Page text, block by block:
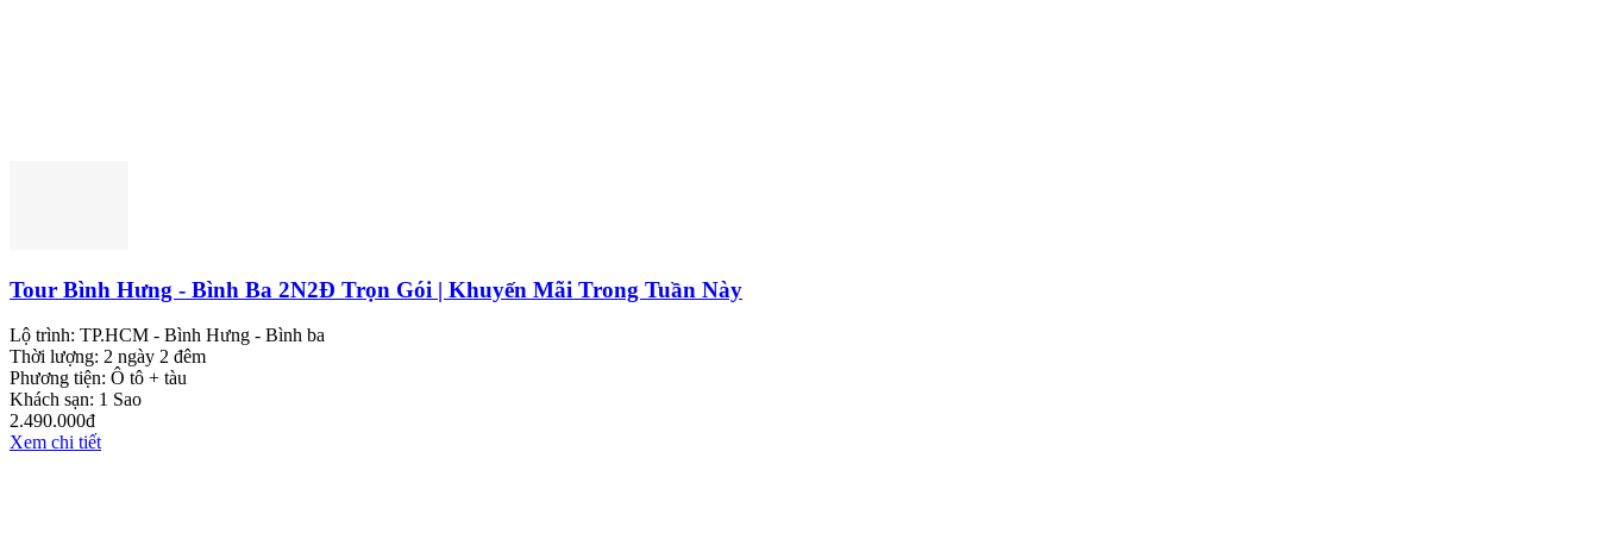
Tour Bình Hưng - Bình Ba 2N2Đ Trọn Gói | Khuyến Mãi Trong Tuần Này
Lộ trình: TP.HCM - Bình Hưng - Bình ba
Thời lượng: 2 ngày 2 đêm
Phương tiện: Ô tô + tàu
Khách sạn: 1 Sao
2.490.000đ
Xem chi tiết